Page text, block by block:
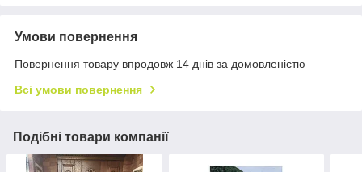
Умови повернення
Повернення товару впродовж 14 днів за домовленістю
Всі умови повернення
Подібні товари компанії